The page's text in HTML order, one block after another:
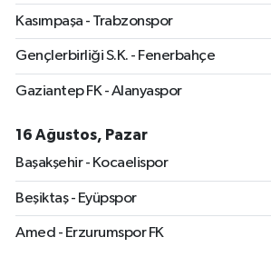
Kasımpaşa - Trabzonspor
Gençlerbirliği S.K. - Fenerbahçe
Gaziantep FK - Alanyaspor
16 Ağustos, Pazar
Başakşehir - Kocaelispor
Beşiktaş - Eyüpspor
Amed - Erzurumspor FK